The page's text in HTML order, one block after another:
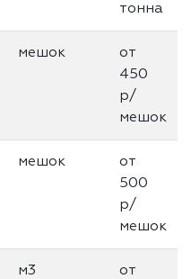
тонна
мешок
от
450
р/
мешок
мешок
от
500
р/
мешок
м3
от